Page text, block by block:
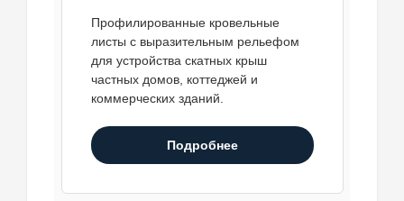
Профилированные кровельные
листы с выразительным рельефом
для устройства скатных крыш
частных домов, коттеджей и
коммерческих зданий.
Подробнее